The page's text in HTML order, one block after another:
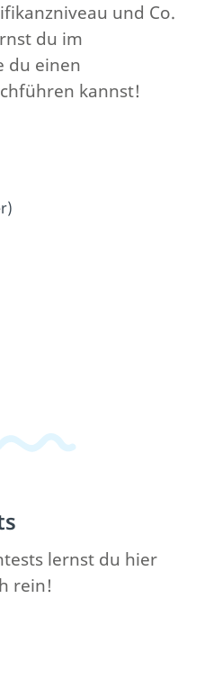
und Co.
du im
du einen
kannst!
lernst du hier
rein!